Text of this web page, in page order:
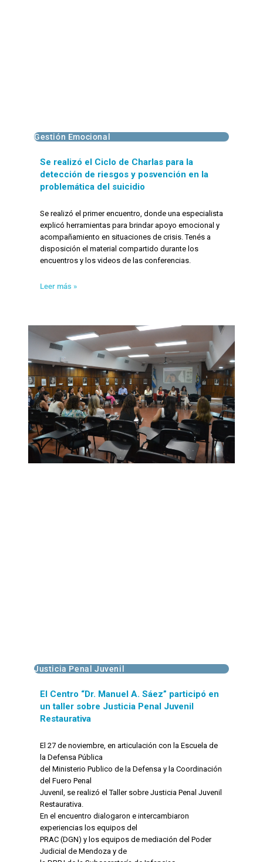
Gestión Emocional
Se realizó el Ciclo de Charlas para la
detección de riesgos y posvención en la
problemática del suicidio
Se realizó el primer encuentro, donde una especialista
explicó herramientas para brindar apoyo emocional y
acompañamiento en situaciones de crisis. Tenés a
disposición el material compartido durante los
encuentros y los videos de las conferencias.
Leer más »
Justicia Penal Juvenil
El Centro “Dr. Manuel A. Sáez” participó en
un taller sobre Justicia Penal Juvenil
Restaurativa
El 27 de noviembre, en articulación con la Escuela de
la Defensa Pública
del Ministerio Publico de la Defensa y la Coordinación
del Fuero Penal
Juvenil, se realizó el Taller sobre Justicia Penal Juvenil
Restaurativa.
En el encuentro dialogaron e intercambiaron
experiencias los equipos del
PRAC (DGN) y los equipos de mediación del Poder
Judicial de Mendoza y de